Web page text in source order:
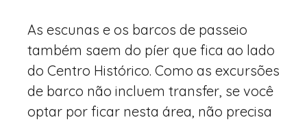
As escunas e os barcos de passeio
também saem do píer que fica ao lado
do Centro Histórico. Como as excursões
de barco não incluem transfer, se você
optar por ficar nesta área, não precisa